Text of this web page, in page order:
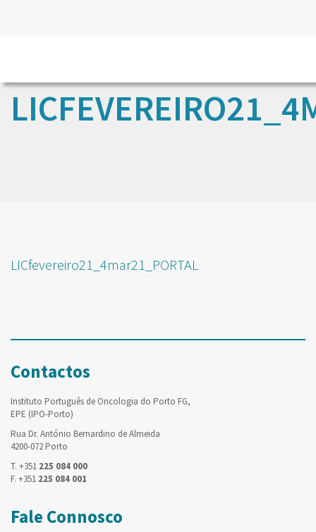
LICfevereiro21_4mar21_PORTAL
Contactos
Instituto Português de Oncologia do Porto FG,
EPE (IPO-Porto)
Rua Dr. António Bernardino de Almeida
4200-072 Porto
T. +351 225 084 000
F. +351 225 084 001
Fale Connosco